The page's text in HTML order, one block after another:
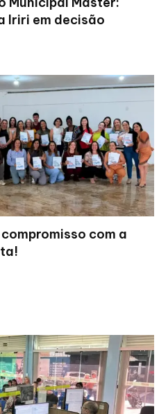
Iriri em decisão
com a